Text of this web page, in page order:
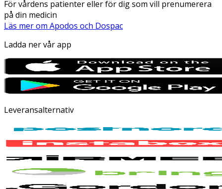
För vårdens patienter eller för dig som vill prenumerera
på din medicin
Läs mer om Apodos och Dospac
Ladda ner vår app
Leveransalternativ